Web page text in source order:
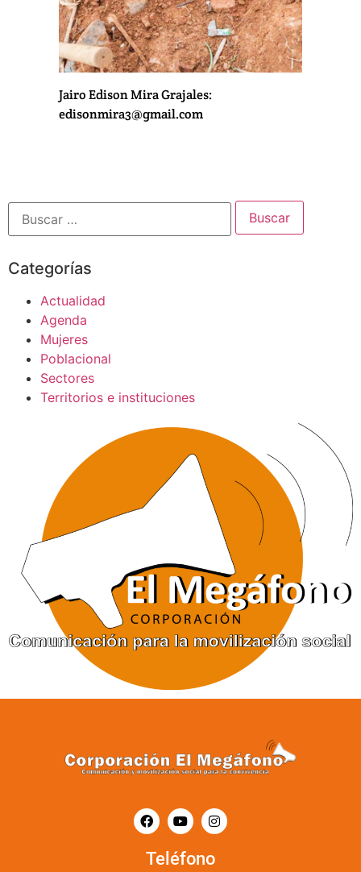
Jairo Edison Mira Grajales:
edisonmira3@gmail.com
Categorías
Actualidad
Agenda
Mujeres
Poblacional
Sectores
Territorios e instituciones
Teléfono